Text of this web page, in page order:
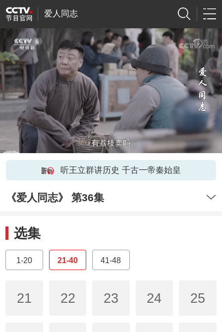
爱人同志
听王立群讲历史 千古一帝秦始皇
《爱人同志》 第36集
选集
1-20 21-40 41-48
21 22 23 24 25